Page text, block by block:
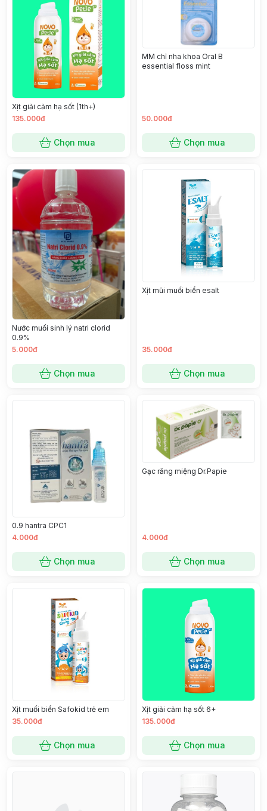
Xịt giải cảm hạ sốt (1th+)
135.000đ
Chọn mua
MM chỉ nha khoa Oral B
essential floss mint
50.000đ
Chọn mua
Nước muối sinh lý natri clorid
0.9%
5.000đ
Chọn mua
Xịt mũi muối biển esalt
35.000đ
Chọn mua
0.9 hantra CPC1
4.000đ
Chọn mua
Gạc răng miệng Dr.Papie
4.000đ
Chọn mua
Xịt muối biển Safokid trẻ em
35.000đ
Chọn mua
Xịt giải cảm hạ sốt 6+
135.000đ
Chọn mua